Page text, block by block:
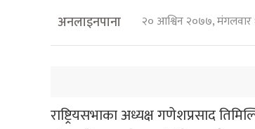
अनलाइनपाना २० आश्विन २०७७, मंगलवार
राष्ट्रियसभाका अध्यक्ष गणेशप्रसाद